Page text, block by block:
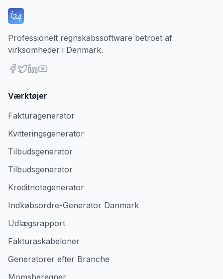
Professionelt regnskabssoftware betroet af
virksomheder i Denmark.
Værktøjer
Fakturagenerator
Kvitteringsgenerator
Tilbudsgenerator
Tilbudsgenerator
Kreditnotagenerator
Indkøbsordre-Generator Danmark
Udlægsrapport
Fakturaskabeloner
Generatorer efter Branche
Momsberegner